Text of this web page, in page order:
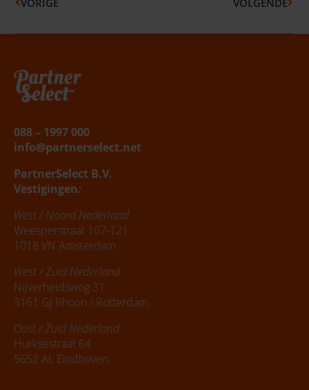
VORIGE
VOLGENDE
088 – 1997 000
info@partnerselect.net
PartnerSelect B.V.
Vestigingen:
West / Noord Nederland
Weesperstraat 107-121
1018 VN Amsterdam
West / Zuid Nederland
Nijverheidsweg 31
3161 GJ Rhoon / Rotterdam
Oost / Zuid Nederland
Hurksestraat 64
5652 AL Eindhoven